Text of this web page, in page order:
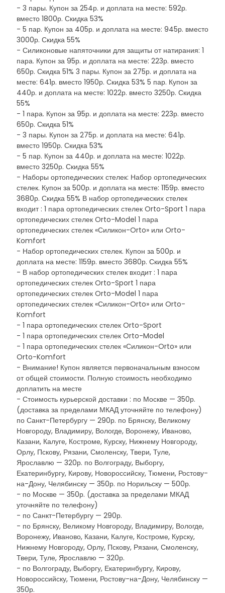
- 3 пары. Купон за 254р. и доплата на месте: 592р.
вместо 1800р. Скидка 53%
- 5 пар. Купон за 405р. и доплата на месте: 945р. вместо
3000р. Скидка 55%
- Силиконовые напяточники для защиты от натирания: 1
пара. Купон за 95р. и доплата на месте: 223р. вместо
650р. Скидка 51% 3 пары. Купон за 275р. и доплата на
месте: 641р. вместо 1950р. Скидка 53% 5 пар. Купон за
440р. и доплата на месте: 1022р. вместо 3250р. Скидка
55%
- 1 пара. Купон за 95р. и доплата на месте: 223р. вместо
650р. Скидка 51%
- 3 пары. Купон за 275р. и доплата на месте: 641р.
вместо 1950р. Скидка 53%
- 5 пар. Купон за 440р. и доплата на месте: 1022р.
вместо 3250р. Скидка 55%
- Наборы ортопедических стелек: Набор ортопедических
стелек. Купон за 500р. и доплата на месте: 1159р. вместо
3680р. Скидка 55% В набор ортопедических стелек
входит : 1 пара ортопедических стелек Orto-Sport 1 пара
ортопедических стелек Orto-Model 1 пара
ортопедических стелек «Силикон-Orto» или Orto-
Komfort
- Набор ортопедических стелек. Купон за 500р. и
доплата на месте: 1159р. вместо 3680р. Скидка 55%
- В набор ортопедических стелек входит : 1 пара
ортопедических стелек Orto-Sport 1 пара
ортопедических стелек Orto-Model 1 пара
ортопедических стелек «Силикон-Orto» или Orto-
Komfort
- 1 пара ортопедических стелек Orto-Sport
- 1 пара ортопедических стелек Orto-Model
- 1 пара ортопедических стелек «Силикон-Orto» или
Orto-Komfort
- Внимание! Купон является первоначальным взносом
от общей стоимости. Полную стоимость необходимо
доплатить на месте
- Стоимость курьерской доставки : по Москве — 350р.
(доставка за пределами МКАД уточняйте по телефону)
по Санкт-Петербургу — 290р. по Брянску, Великому
Новгороду, Владимиру, Вологде, Воронежу, Иваново,
Казани, Калуге, Костроме, Курску, Нижнему Новгороду,
Орлу, Пскову, Рязани, Смоленску, Твери, Туле,
Ярославлю — 320р. по Волгограду, Выборгу,
Екатеринбургу, Кирову, Новороссийску, Тюмени, Ростову-
на-Дону, Челябинску — 350р. по Норильску — 500р.
- по Москве — 350р. (доставка за пределами МКАД
уточняйте по телефону)
- по Санкт-Петербургу — 290р.
- по Брянску, Великому Новгороду, Владимиру, Вологде,
Воронежу, Иваново, Казани, Калуге, Костроме, Курску,
Нижнему Новгороду, Орлу, Пскову, Рязани, Смоленску,
Твери, Туле, Ярославлю — 320р.
- по Волгограду, Выборгу, Екатеринбургу, Кирову,
Новороссийску, Тюмени, Ростову-на-Дону, Челябинску —
350р.